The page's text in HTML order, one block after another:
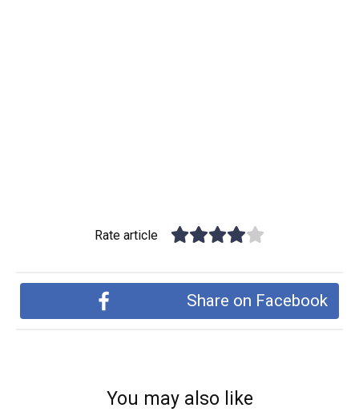
Rate article
Share on Facebook
You may also like